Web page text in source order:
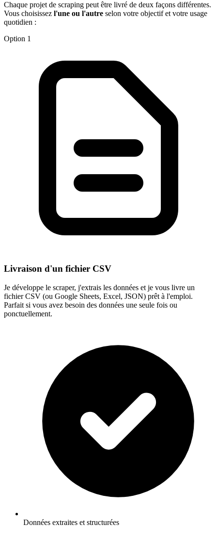
Chaque projet de scraping peut être livré de deux façons différentes.
Vous choisissez l'une ou l'autre selon votre objectif et votre usage
quotidien :
Option 1
Livraison d'un fichier CSV
Je développe le scraper, j'extrais les données et je vous livre un
fichier CSV (ou Google Sheets, Excel, JSON) prêt à l'emploi.
Parfait si vous avez besoin des données une seule fois ou
ponctuellement.
Données extraites et structurées